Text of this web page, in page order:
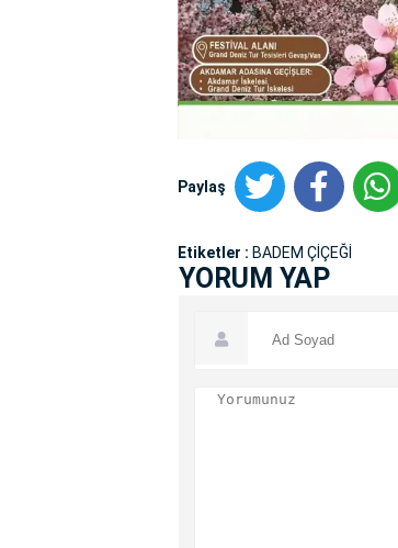
Paylaş
Etiketler : BADEM ÇİÇEĞİ
YORUM YAP